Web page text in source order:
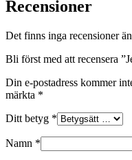
Recensioner
Det finns inga recensioner
Bli först med att recensera
Din e-postadress kommer
märkta *
Ditt betyg *
Namn *